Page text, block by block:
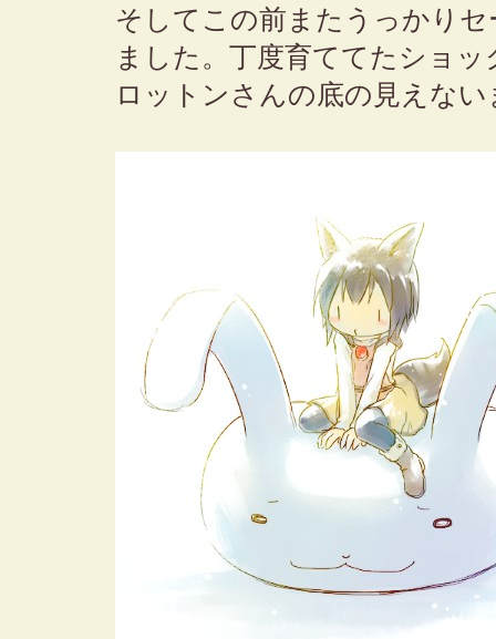
そしてこの前またうっかり
ました。丁度育ててたショッ
ロットンさんの底の見えな